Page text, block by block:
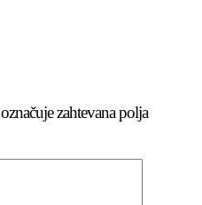
označuje zahtevana polja